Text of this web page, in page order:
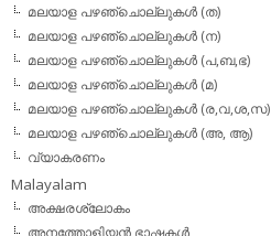
മലയാള പഴഞ്ചൊല്ലുകള്‍ (ത)
മലയാള പഴഞ്ചൊല്ലുകള്‍ (ന)
മലയാള പഴഞ്ചൊല്ലുകള്‍ (പ,ബ,ഭ)
മലയാള പഴഞ്ചൊല്ലുകള്‍ (മ)
മലയാള പഴഞ്ചൊല്ലുകള്‍ (ര,വ,ശ,സ)
മലയാള പഴഞ്ചൊല്ലുകൾ (അ, ആ)
വ്യാകരണം
Malayalam
അക്ഷരശ്ലോകം
അനത്തോളിയന്‍ ഭാഷകള്‍